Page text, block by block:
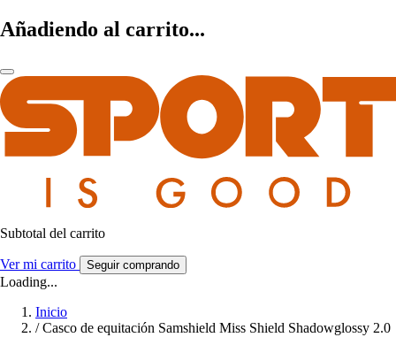
Añadiendo al carrito...
Subtotal del carrito
Ver mi carrito Seguir comprando
Loading...
Inicio
/ Casco de equitación Samshield Miss Shield Shadowglossy 2.0